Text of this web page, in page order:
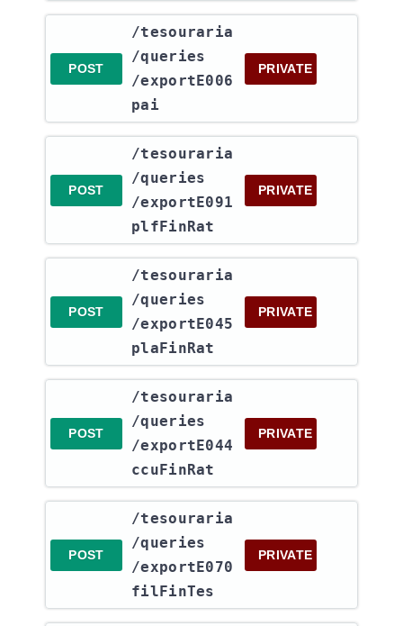
POST
​/tesouraria​
/queries​
/exportE006
pai
PRIVATE
POST
​/tesouraria​
/queries​
/exportE091
plfFinRat
PRIVATE
POST
​/tesouraria​
/queries​
/exportE045
plaFinRat
PRIVATE
POST
​/tesouraria​
/queries​
/exportE044
ccuFinRat
PRIVATE
POST
​/tesouraria​
/queries​
/exportE070
filFinTes
PRIVATE